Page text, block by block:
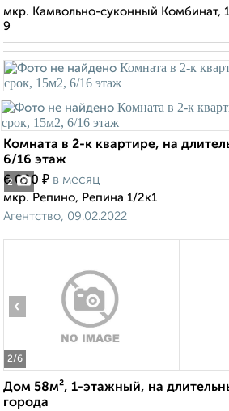
мкр. Камвольно-суконный Комбинат,
9
2
Комната в 2-к квартире, на
6/16 этаж
6 000 ₽ в месяц
мкр. Репино, Репина 1/2к1
Агентство, 09.02.2022
2/6
‹
Дом 58м², 1-этажный, на
города